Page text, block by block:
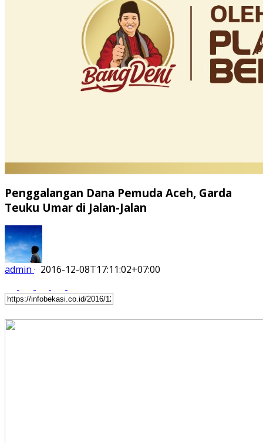
Penggalangan Dana Pemuda Aceh, Garda
Teuku Umar di Jalan-Jalan
admin · 2016-12-08T17:11:02+07:00